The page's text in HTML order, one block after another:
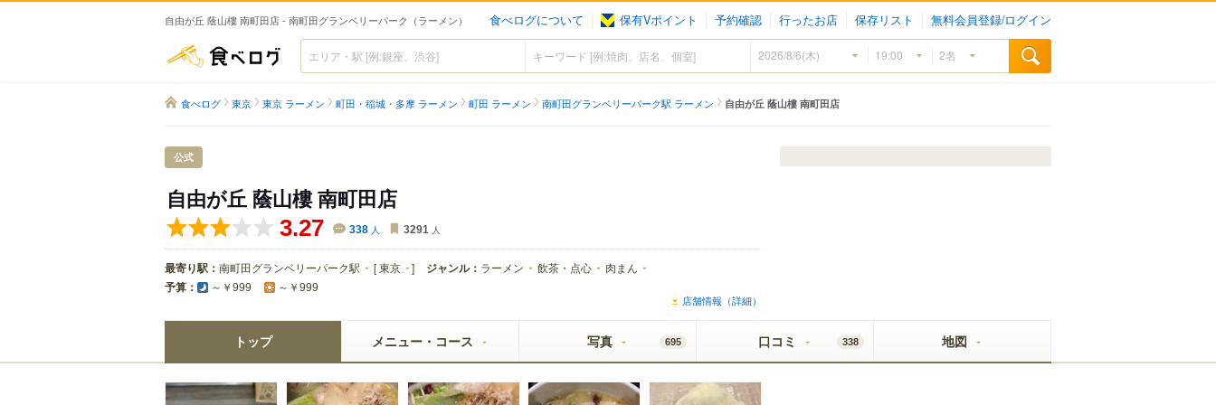
自由が丘 蔭山樓 南町田店 - 南町田グランベリーパーク（ラーメン） 食べログについて 保有Vポイント 予約確認 行ったお店 保存リスト 無料会員登録/ログイン
食べログ
食べログ 東京 東京 ラーメン 町田・稲城・多摩 ラーメン 町田 ラーメン 南町田グランベリーパーク駅 ラーメン 自由が丘 蔭山樓 南町田店
公式
自由が丘 蔭山樓 南町田店
3.27 338 人 3291 人
最寄り駅： 南町田グランベリーパーク駅 [東京 ] ジャンル： ラーメン 飲茶・点心 肉まん
予算： ～￥999 ～￥999
店舗情報（詳細）
トップ メニュー・コース 写真 695 口コミ 338 地図